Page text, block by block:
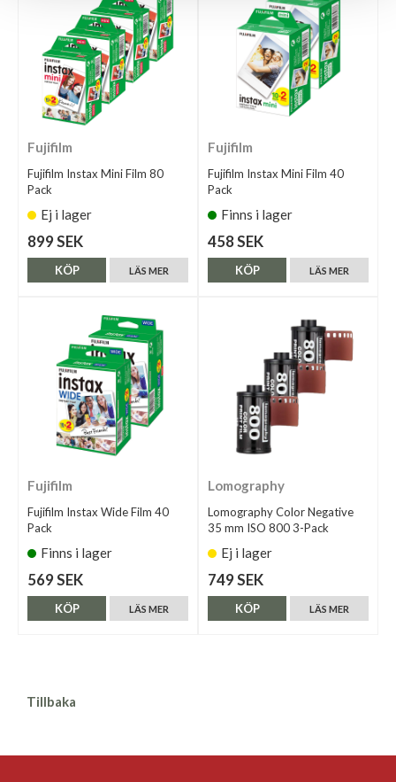
Fujifilm
Fujifilm Instax Mini Film 80
Pack
Ej i lager
899 SEK
LÄS MER
KÖP
Fujifilm
Fujifilm Instax Mini Film 40
Pack
Finns i lager
458 SEK
LÄS MER
KÖP
Fujifilm
Fujifilm Instax Wide Film 40
Pack
Finns i lager
569 SEK
LÄS MER
KÖP
Lomography
Lomography Color Negative
35 mm ISO 800 3-Pack
Ej i lager
749 SEK
LÄS MER
KÖP
Tillbaka